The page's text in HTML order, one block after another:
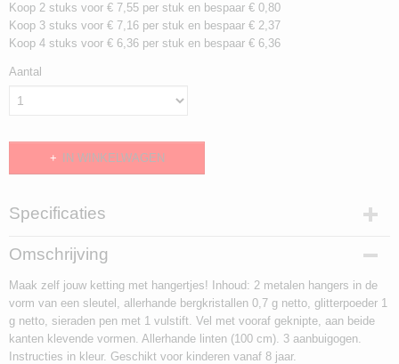
Koop 2 stuks voor € 7,55 per stuk en bespaar € 0,80
Koop 3 stuks voor € 7,16 per stuk en bespaar € 2,37
Koop 4 stuks voor € 6,36 per stuk en bespaar € 6,36
Aantal
IN WINKELWAGEN
Specificaties
EAN code
628845004092
Omschrijving
Maak zelf jouw ketting met hangertjes! Inhoud: 2 metalen hangers in de
vorm van een sleutel, allerhande bergkristallen 0,7 g netto, glitterpoeder 1
g netto, sieraden pen met 1 vulstift. Vel met vooraf geknipte, aan beide
kanten klevende vormen. Allerhande linten (100 cm). 3 aanbuigogen.
Instructies in kleur. Geschikt voor kinderen vanaf 8 jaar.